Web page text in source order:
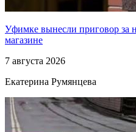
Уфимке вынесли приговор за
магазине
7 августа 2026
Екатерина Румянцева